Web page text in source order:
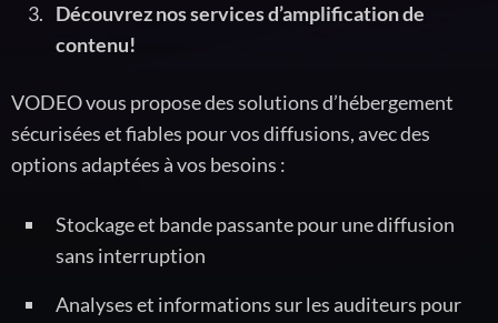
Découvrez nos services d’amplification de
contenu!
VODEO vous propose des solutions d’hébergement
sécurisées et fiables pour vos diffusions, avec des
options adaptées à vos besoins :
Stockage et bande passante pour une diffusion
sans interruption
Analyses et informations sur les auditeurs pour